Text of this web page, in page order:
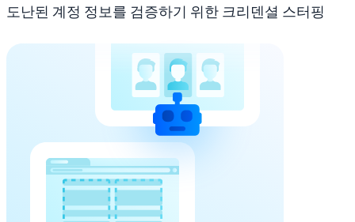
도난된 계정 정보를 검증하기 위한 크리덴셜 스터핑